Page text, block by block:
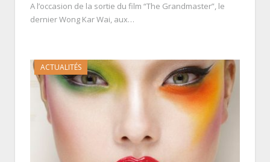
A l’occasion de la sortie du film “The Grandmaster”, le
dernier Wong Kar Wai, aux…
ACTUALITÉS